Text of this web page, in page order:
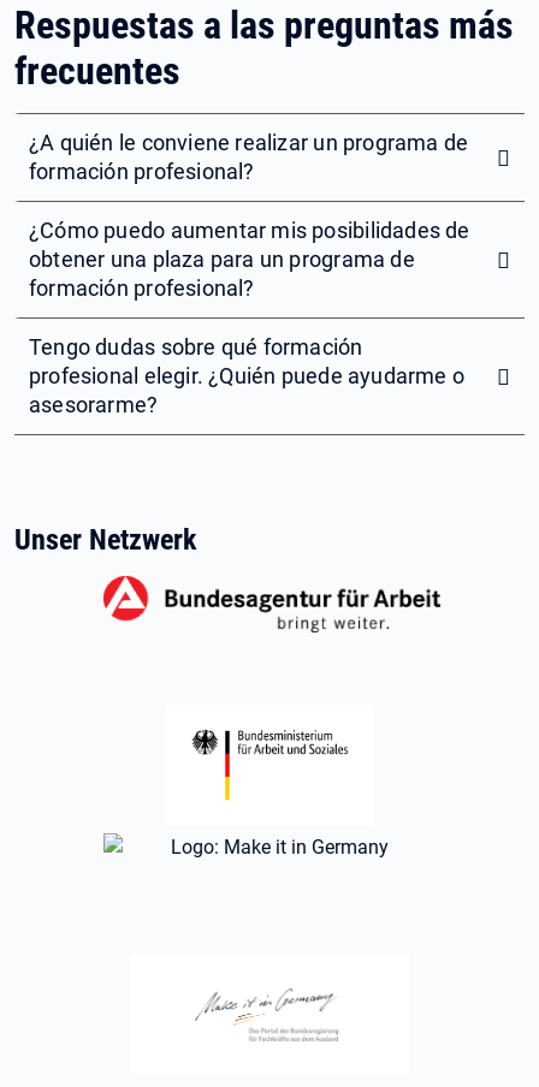
Respuestas a las preguntas más
frecuentes
¿A quién le conviene realizar un programa de
formación profesional?
¿Cómo puedo aumentar mis posibilidades de
obtener una plaza para un programa de
formación profesional?
Tengo dudas sobre qué formación
profesional elegir. ¿Quién puede ayudarme o
asesorarme?
Unser Netzwerk